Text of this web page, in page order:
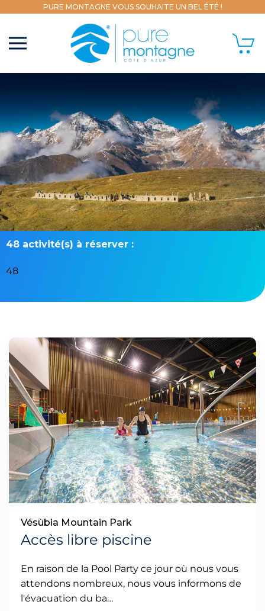
PURE MONTAGNE VOUS SOUHAITE UN BEL ÉTÉ !
48 activité(s) à réserver :
48
Vésùbia Mountain Park
Accès libre piscine
En raison de la Pool Party ce jour où nous vous
attendons nombreux, nous vous informons de
l'évacuation du ba…